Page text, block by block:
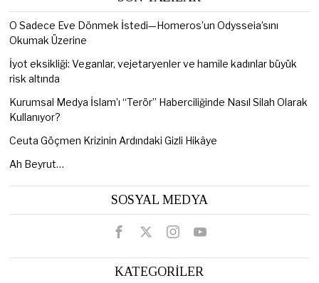
O Sadece Eve Dönmek İstedi—Homeros’un Odysseia’sını
Okumak Üzerine
İyot eksikliği: Veganlar, vejetaryenler ve hamile kadınlar büyük
risk altında
Kurumsal Medya İslam’ı “Terör” Haberciliğinde Nasıl Silah Olarak
Kullanıyor?
Ceuta Göçmen Krizinin Ardındaki Gizli Hikâye
Ah Beyrut…
SOSYAL MEDYA
KATEGORİLER